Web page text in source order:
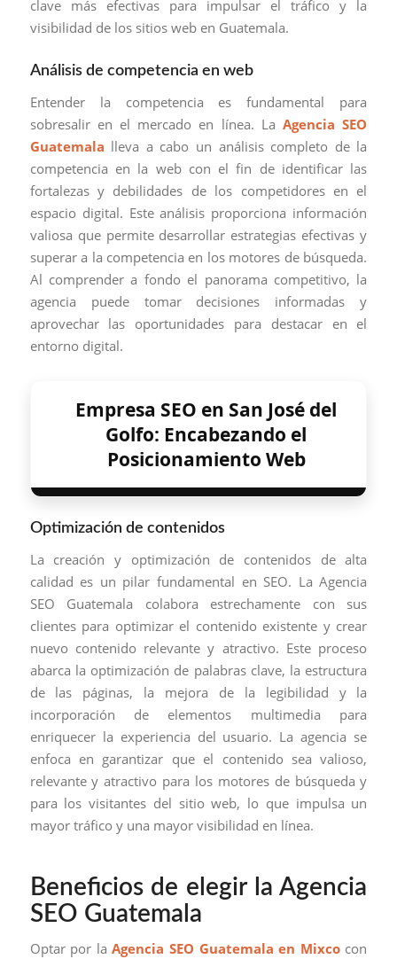
clave más efectivas para impulsar el tráfico y la
visibilidad de los sitios web en Guatemala.
Análisis de competencia en web
Entender la competencia es fundamental para
sobresalir en el mercado en línea. LaAgencia SEO
Guatemala lleva a cabo un análisis completo de la
competencia en la web con el fin de identificar las
fortalezas y debilidades de los competidores en el
espacio digital. Este análisis proporciona información
valiosa que permite desarrollar estrategias efectivas y
superar a la competencia en los motores de búsqueda.
Al comprender a fondo el panorama competitivo, la
agencia puede tomar decisiones informadas y
aprovechar las oportunidades para destacar en el
entorno digital.
Empresa SEO en San José del
Golfo: Encabezando el
Posicionamiento Web
Optimización de contenidos
La creación y optimización de contenidos de alta
calidad es un pilar fundamental en SEO. La Agencia
SEO Guatemala colabora estrechamente con sus
clientes para optimizar el contenido existente y crear
nuevo contenido relevante y atractivo. Este proceso
abarca la optimización de palabras clave, la estructura
de las páginas, la mejora de la legibilidad y la
incorporación de elementos multimedia para
enriquecer la experiencia del usuario. La agencia se
enfoca en garantizar que el contenido sea valioso,
relevante y atractivo para los motores de búsqueda y
para los visitantes del sitio web, lo que impulsa un
mayor tráfico y una mayor visibilidad en línea.
Beneficios de elegir la Agencia
SEO Guatemala
Optar por laAgencia SEO Guatemala en Mixcocon